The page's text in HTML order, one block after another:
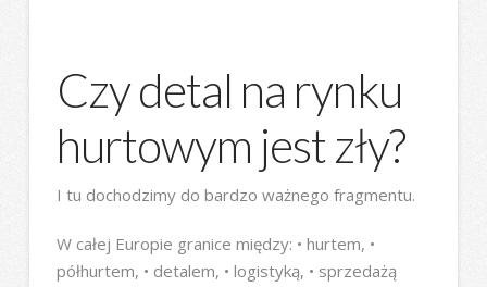
Czy detal na rynku
hurtowym jest zły?
I tu dochodzimy do bardzo ważnego fragmentu.
W całej Europie granice między: • hurtem, •
półhurtem, • detalem, • logistyką, • sprzedażą